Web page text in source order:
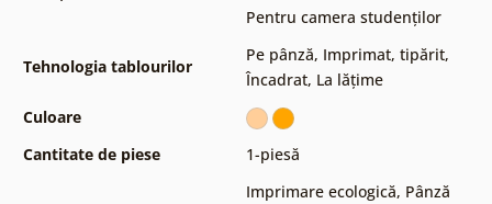
Pentru camera studenților
Tehnologia tablourilor
Pe pânză, Imprimat, tipărit,
Încadrat, La lățime
Culoare
Cantitate de piese
1-piesă
Imprimare ecologică, Pânză